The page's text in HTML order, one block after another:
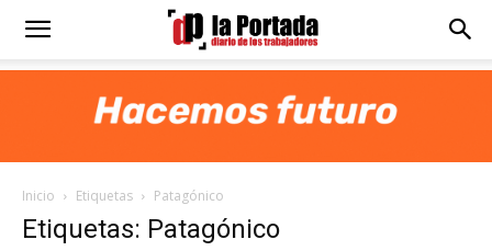
Diario
Portada
Inicio Etiquetas Patagónico
Etiquetas: Patagónico